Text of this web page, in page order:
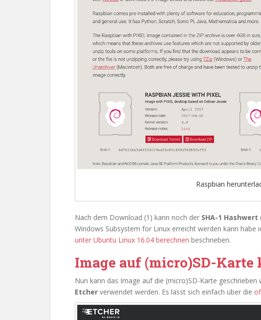
Raspbian
Nach dem Download (1) kann noch der SHA-1 Hashwert
Windows Subsystem for Linux erreicht werden kann habe
unter Ubuntu Linux 16.04 berechnen beschrieben.
Image auf (micro)SD-Karte
Nun kann das Image auf die (micro)SD-Karte
Etcher verwendet werden. Es lässt sich einfach über die